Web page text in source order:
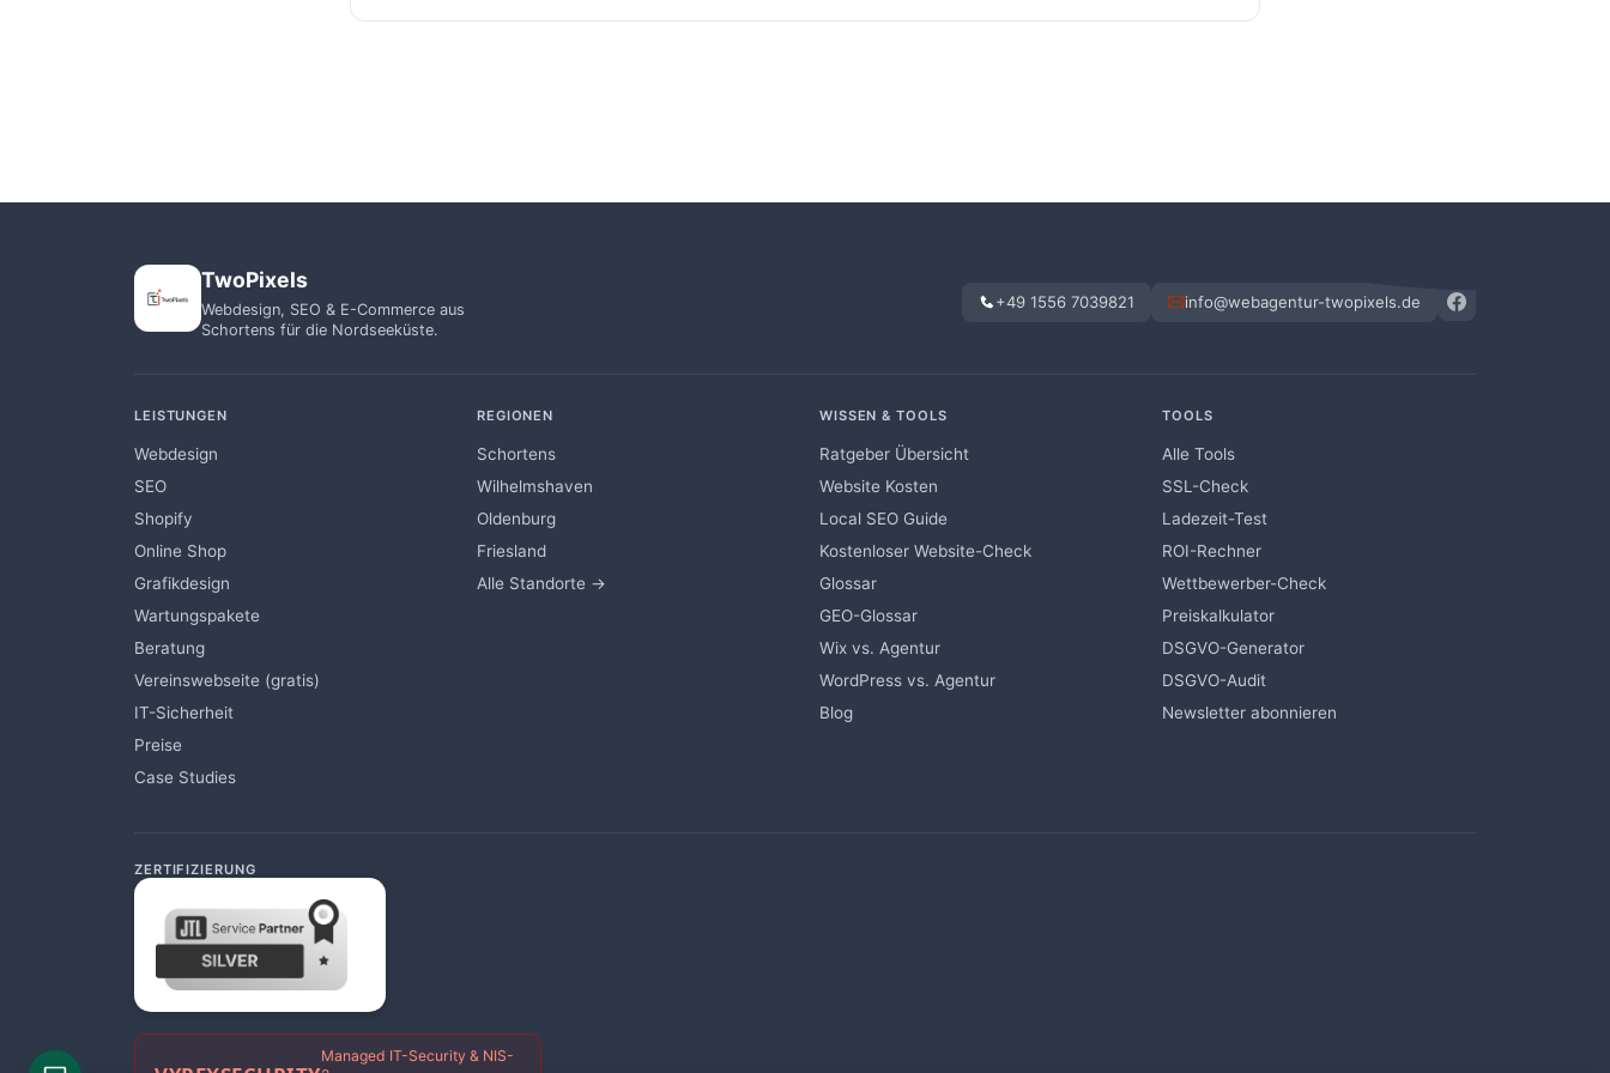
TwoPixels
Webdesign, SEO & E-Commerce aus
Schortens für die Nordseeküste.
+49 1556 7039821 info@webagentur-twopixels.de
LEISTUNGEN
Webdesign
SEO
Shopify
Online Shop
Grafikdesign
Wartungspakete
Beratung
Vereinswebseite (gratis)
IT-Sicherheit
Preise
Case Studies
REGIONEN
Schortens
Wilhelmshaven
Oldenburg
Friesland
Alle Standorte →
WISSEN & TOOLS
Ratgeber Übersicht
Website Kosten
Local SEO Guide
Kostenloser Website-Check
Glossar
GEO-Glossar
Wix vs. Agentur
WordPress vs. Agentur
Blog
TOOLS
Alle Tools
SSL-Check
Ladezeit-Test
ROI-Rechner
Wettbewerber-Check
Preiskalkulator
DSGVO-Generator
DSGVO-Audit
Newsletter abonnieren
ZERTIFIZIERUNG
Managed IT-Security & NIS-